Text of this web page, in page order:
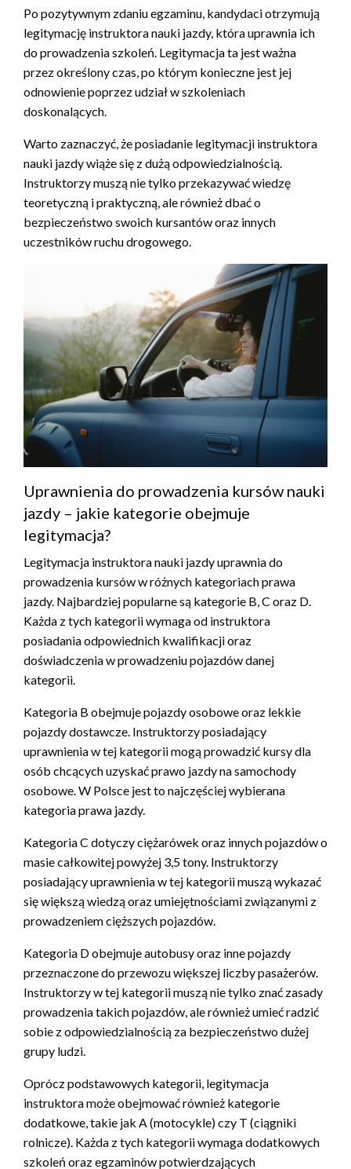
Po pozytywnym zdaniu egzaminu, kandydaci otrzymują
legitymację instruktora nauki jazdy, która uprawnia ich
do prowadzenia szkoleń. Legitymacja ta jest ważna
przez określony czas, po którym konieczne jest jej
odnowienie poprzez udział w szkoleniach
doskonalących.
Warto zaznaczyć, że posiadanie legitymacji instruktora
nauki jazdy wiąże się z dużą odpowiedzialnością.
Instruktorzy muszą nie tylko przekazywać wiedzę
teoretyczną i praktyczną, ale również dbać o
bezpieczeństwo swoich kursantów oraz innych
uczestników ruchu drogowego.
Uprawnienia do prowadzenia kursów nauki
jazdy – jakie kategorie obejmuje
legitymacja?
Legitymacja instruktora nauki jazdy uprawnia do
prowadzenia kursów w różnych kategoriach prawa
jazdy. Najbardziej popularne są kategorie B, C oraz D.
Każda z tych kategorii wymaga od instruktora
posiadania odpowiednich kwalifikacji oraz
doświadczenia w prowadzeniu pojazdów danej
kategorii.
Kategoria B obejmuje pojazdy osobowe oraz lekkie
pojazdy dostawcze. Instruktorzy posiadający
uprawnienia w tej kategorii mogą prowadzić kursy dla
osób chcących uzyskać prawo jazdy na samochody
osobowe. W Polsce jest to najczęściej wybierana
kategoria prawa jazdy.
Kategoria C dotyczy ciężarówek oraz innych pojazdów o
masie całkowitej powyżej 3,5 tony. Instruktorzy
posiadający uprawnienia w tej kategorii muszą wykazać
się większą wiedzą oraz umiejętnościami związanymi z
prowadzeniem cięższych pojazdów.
Kategoria D obejmuje autobusy oraz inne pojazdy
przeznaczone do przewozu większej liczby pasażerów.
Instruktorzy w tej kategorii muszą nie tylko znać zasady
prowadzenia takich pojazdów, ale również umieć radzić
sobie z odpowiedzialnością za bezpieczeństwo dużej
grupy ludzi.
Oprócz podstawowych kategorii, legitymacja
instruktora może obejmować również kategorie
dodatkowe, takie jak A (motocykle) czy T (ciągniki
rolnicze). Każda z tych kategorii wymaga dodatkowych
szkoleń oraz egzaminów potwierdzających